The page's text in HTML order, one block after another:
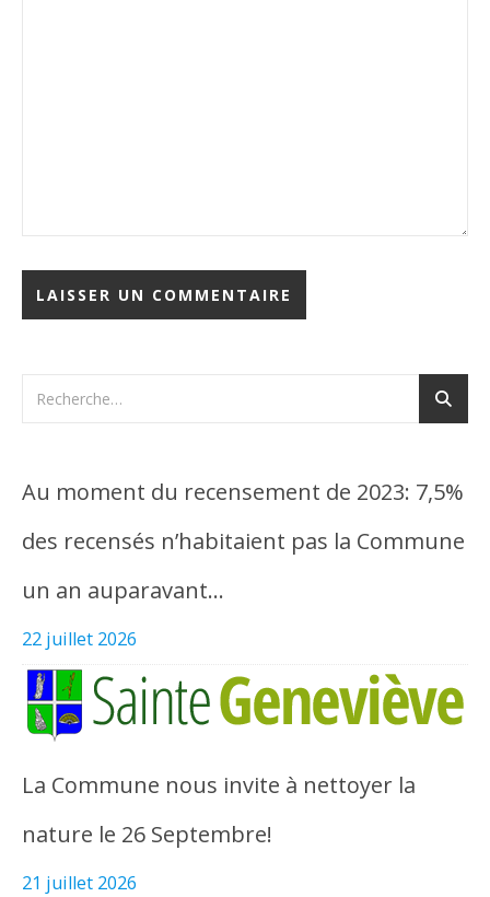
Au moment du recensement de 2023: 7,5%
des recensés n’habitaient pas la Commune
un an auparavant…
22 juillet 2026
La Commune nous invite à nettoyer la
nature le 26 Septembre!
21 juillet 2026